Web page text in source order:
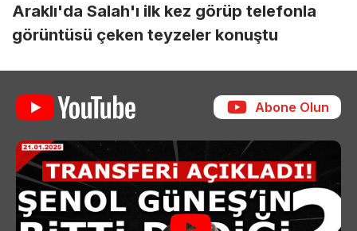
Araklı'da Salah'ı ilk kez görüp telefonla
görüntüsü çeken teyzeler konuştu
Abone Olun